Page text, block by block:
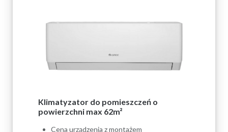
Klimatyzator do pomieszczeń o
powierzchni max 62m²
Cena urządzenia z montażem